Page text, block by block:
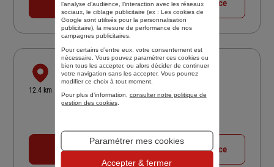
02 40 69 70 73 Voir la fiche agence
12.4 km
ARSA
9 RUE GEORGES CLEMENCEAU
44840 LES SORINIERES
02 40 75 44 88 Voir la fiche agence
l’analyse d’audience, l’interaction avec les réseaux
sociaux, le ciblage publicitaire (ex : Les cookies de
Google sont utilisés pour la personnalisation
publicitaire), la mesure de performance de nos
campagnes publicitaires.
Pour certains d’entre eux, votre consentement est
nécessaire. Vous pouvez paramétrer ces cookies ou
bien tous les accepter, ou alors décider de continuer
votre navigation sans les accepter. Vous pourrez
modifier ce choix à tout moment.
Pour plus d’information, consulter notre politique de
gestion des cookies.
Paramétrer mes cookies
Accepter & fermer